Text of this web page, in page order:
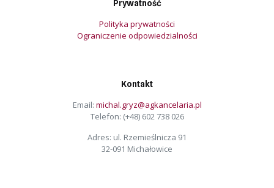
Prywatność
Polityka prywatności
Ograniczenie odpowiedzialności
Kontakt
Email: michal.gryz@agkancelaria.pl
Telefon: (+48) 602 738 026
Adres: ul. Rzemieślnicza 91
32-091 Michałowice